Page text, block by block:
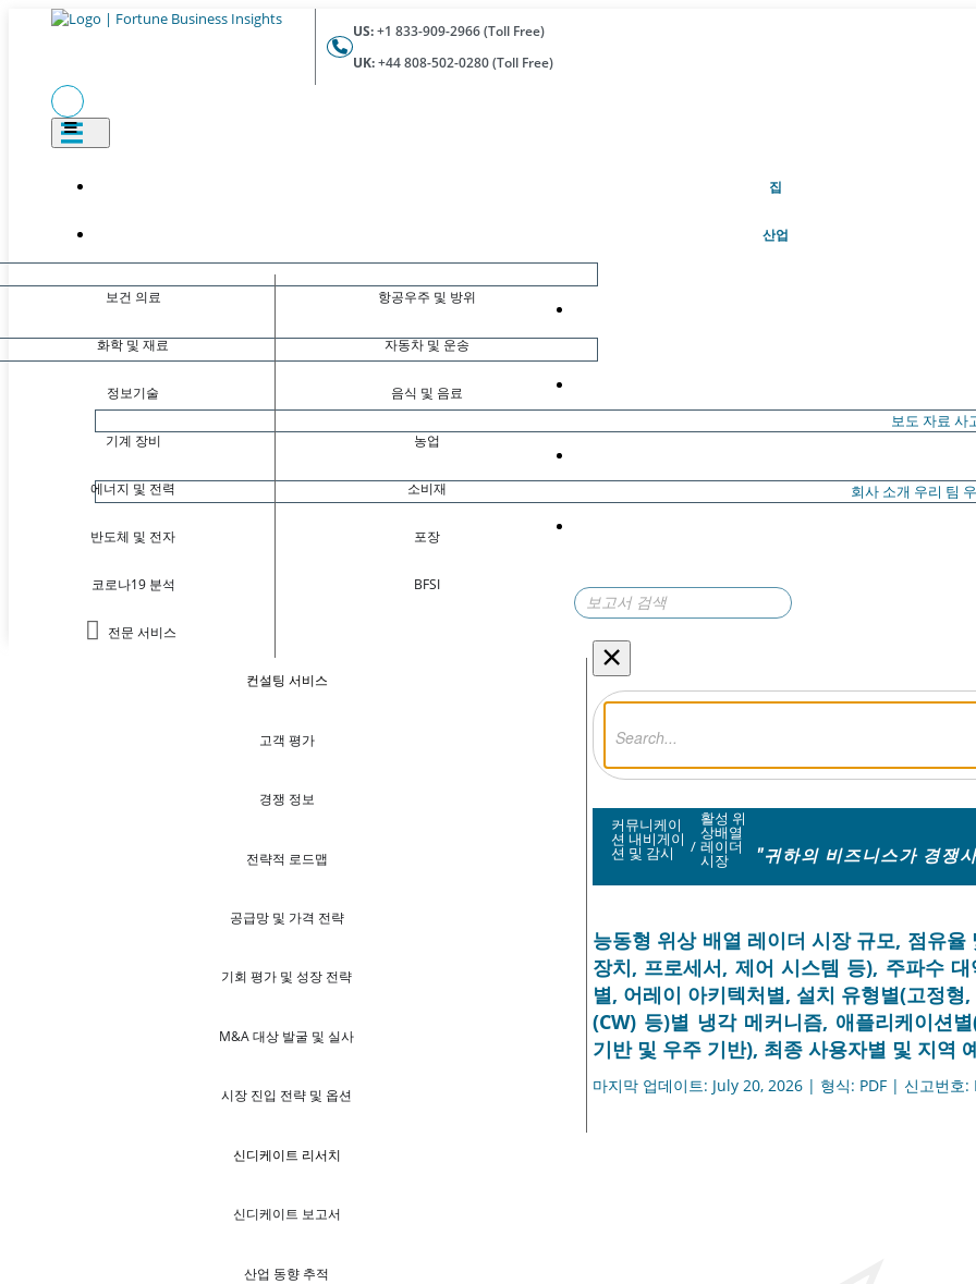
US:+1 833-909-2966 (Toll Free)
UK:+44 808-502-0280 (Toll Free)
집(현재의)
산업
보건 의료
화학 및 재료
정보기술
기계 장비
에너지 및 전력
반도체 및 전자
코로나19 분석
전문 서비스
항공우주 및 방위
자동차 및 운송
음식 및 음료
농업
소비재
포장
BFSI
컨설팅 서비스
고객 평가
경쟁 정보
전략적 로드맵
공급망 및 가격 전략
기회 평가 및 성장 전략
M&A 대상 발굴 및 실사
시장 진입 전략 및 옵션
신디케이트 리서치
신디케이트 보고서
산업 동향 추적
보도 자료 사
회사 소개 우리 팀
×
커뮤니케이
션 내비게이
션 및 감시 /
활성 위
상배열
레이더
시장 "귀하의 비즈니스가 경쟁
능동형 위상 배열 레이더 시장 규모, 점유
장치, 프로세서, 제어 시스템 등), 주파수
별, 어레이 아키텍처별, 설치 유형별(고정
(CW) 등)별 냉각 메커니즘, 애플리케이션
기반 및 우주 기반), 최종 사용자별 및 지역
마지막 업데이트: July 20, 2026 | 형식: PDF | 신고번호: